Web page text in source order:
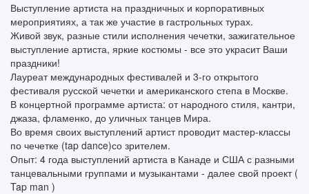
Выступление артиста на праздничных и корпоративных
мероприятиях, а так же участие в гастрольных турах.
Живой звук, разные стили исполнения чечетки, зажигательное
выступление артиста, яркие костюмы - все это украсит Ваши
праздники!
Лауреат международных фестивалей и 3-го открытого
фестиваля русской чечетки и американского степа в Москве.
В концертной программе артиста: от народного стиля, кантри,
джаза, фламенко, до уличных танцев Мира.
Во время своих выступлений артист проводит мастер-классы
по чечетке (tap dance)со зрителем.
Опыт: 4 года выступлений артиста в Канаде и США с разными
танцевальными группами и музыкантами - далее свой проект (
Tap man )